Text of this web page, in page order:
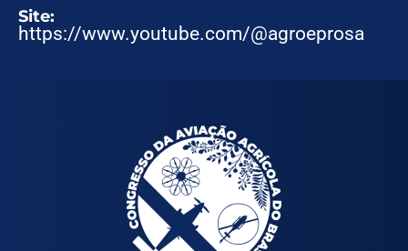
Site:
https://www.youtube.com/@agroeprosa